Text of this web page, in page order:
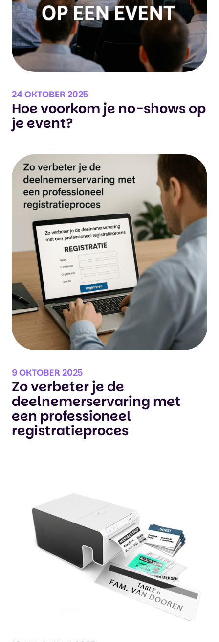
24 OKTOBER 2025
Hoe voorkom je no-shows op
je event?
9 OKTOBER 2025
Zo verbeter je de
deelnemerservaring met
een professioneel
registratieproces